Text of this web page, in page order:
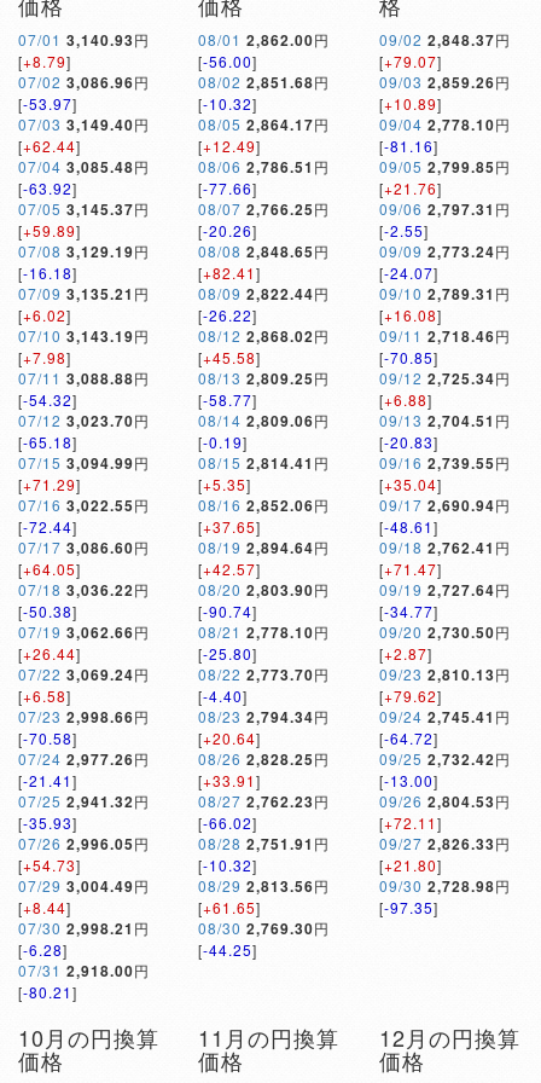
07/01 3,140.93円
[+8.79]
07/02 3,086.96円
[-53.97]
07/03 3,149.40円
[+62.44]
07/04 3,085.48円
[-63.92]
07/05 3,145.37円
[+59.89]
07/08 3,129.19円
[-16.18]
07/09 3,135.21 円
[+6.02]
07/10 3,143.19円
[+7.98]
07/11 3,088.88円
[-54.32]
07/12 3,023.70円
[-65.18]
07/15 3,094.99円
[+71.29]
07/16 3,022.55円
[-72.44]
07/17 3,086.60円
[+64.05]
07/18 3,036.22円
[-50.38]
07/19 3,062.66円
[+26.44]
07/22 3,069.24円
[+6.58]
07/23 2,998.66円
[-70.58]
07/24 2,977.26円
[-21.41]
07/25 2,941.32円
[-35.93]
07/26 2,996.05円
[+54.73]
07/29 3,004.49円
[+8.44]
07/30 2,998.21 円
[-6.28]
07/31 2,918.00円
[-80.21]
08/01 2,862.00円
[-56.00]
08/02 2,851.68円
[-10.32]
08/05 2,864.17円
[+12.49]
08/06 2,786.51 円
[-77.66]
08/07 2,766.25円
[-20.26]
08/08 2,848.65円
[+82.41]
08/09 2,822.44円
[-26.22]
08/12 2,868.02円
[+45.58]
08/13 2,809.25円
[-58.77]
08/14 2,809.06円
[-0.19]
08/15 2,814.41 円
[+5.35]
08/16 2,852.06円
[+37.65]
08/19 2,894.64円
[+42.57]
08/20 2,803.90円
[-90.74]
08/21 2,778.10円
[-25.80]
08/22 2,773.70円
[-4.40]
08/23 2,794.34円
[+20.64]
08/26 2,828.25円
[+33.91]
08/27 2,762.23円
[-66.02]
08/28 2,751.91 円
[-10.32]
08/29 2,813.56円
[+61.65]
08/30 2,769.30円
[-44.25]
09/02 2,848.37円
[+79.07]
09/03 2,859.26円
[+10.89]
09/04 2,778.10円
[-81.16]
09/05 2,799.85円
[+21.76]
09/06 2,797.31 円
[-2.55]
09/09 2,773.24円
[-24.07]
09/10 2,789.31 円
[+16.08]
09/11 2,718.46円
[-70.85]
09/12 2,725.34円
[+6.88]
09/13 2,704.51 円
[-20.83]
09/16 2,739.55円
[+35.04]
09/17 2,690.94円
[-48.61]
09/18 2,762.41 円
[+71.47]
09/19 2,727.64円
[-34.77]
09/20 2,730.50円
[+2.87]
09/23 2,810.13円
[+79.62]
09/24 2,745.41 円
[-64.72]
09/25 2,732.42円
[-13.00]
09/26 2,804.53円
[+72.11]
09/27 2,826.33円
[+21.80]
09/30 2,728.98円
[-97.35]
10月の円換算
価格
11月の円換算
価格
12月の円換算
価格